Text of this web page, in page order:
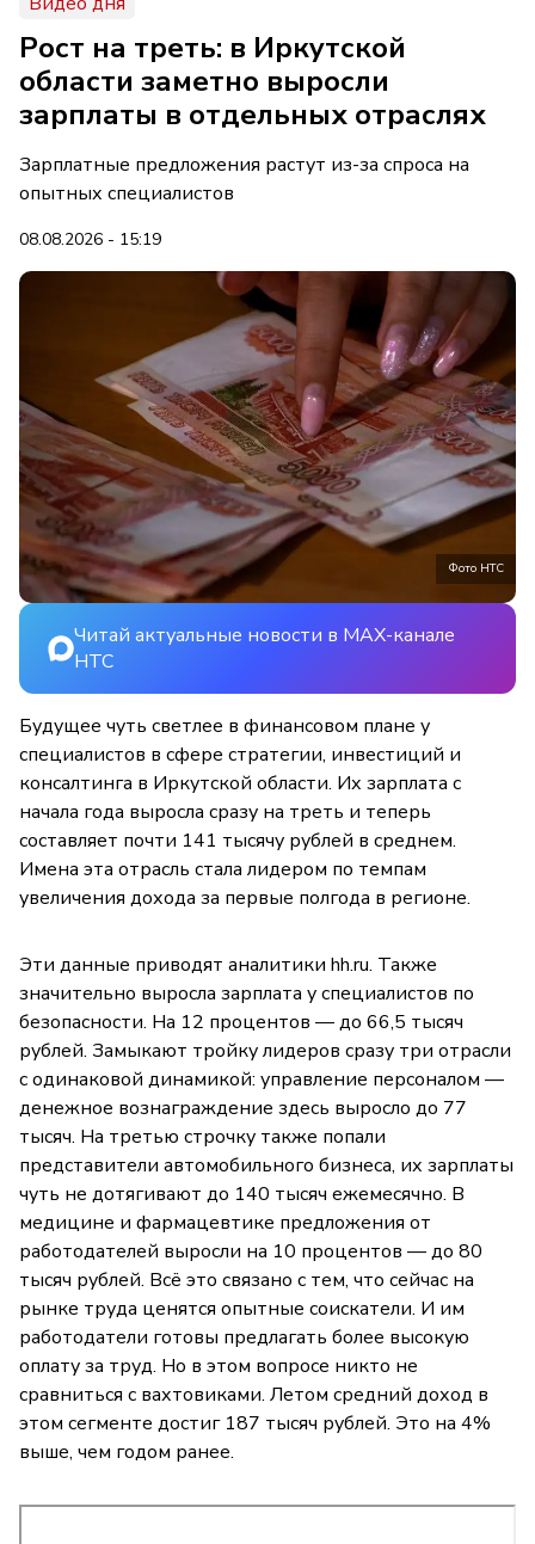
Рост на треть: в Иркутской
области заметно выросли
зарплаты в отдельных отраслях
Зарплатные предложения растут из-за спроса на
опытных специалистов
08.08.2026 - 15:19
Фото НТС
Читай актуальные новости в MAX-канале
НТС
Будущее чуть светлее в финансовом плане у
специалистов в сфере стратегии, инвестиций и
консалтинга в Иркутской области. Их зарплата с
начала года выросла сразу на треть и теперь
составляет почти 141 тысячу рублей в среднем.
Имена эта отрасль стала лидером по темпам
увеличения дохода за первые полгода в регионе.
Эти данные приводят аналитики hh.ru. Также
значительно выросла зарплата у специалистов по
безопасности. На 12 процентов — до 66,5 тысяч
рублей. Замыкают тройку лидеров сразу три отрасли
с одинаковой динамикой: управление персоналом —
денежное вознаграждение здесь выросло до 77
тысяч. На третью строчку также попали
представители автомобильного бизнеса, их зарплаты
чуть не дотягивают до 140 тысяч ежемесячно. В
медицине и фармацевтике предложения от
работодателей выросли на 10 процентов — до 80
тысяч рублей. Всё это связано с тем, что сейчас на
рынке труда ценятся опытные соискатели. И им
работодатели готовы предлагать более высокую
оплату за труд. Но в этом вопросе никто не
сравниться с вахтовиками. Летом средний доход в
этом сегменте достиг 187 тысяч рублей. Это на 4%
выше, чем годом ранее.